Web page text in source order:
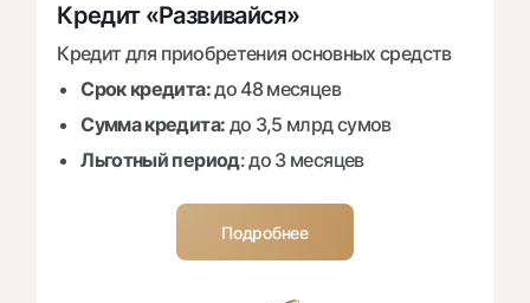
Кредит «Развивайся»
Кредит для приобретения основных средств
Срок кредита:до 48 месяцев
Сумма кредита: до 3,5 млрд сумов
Льготный период: до 3 месяцев
Подробнее